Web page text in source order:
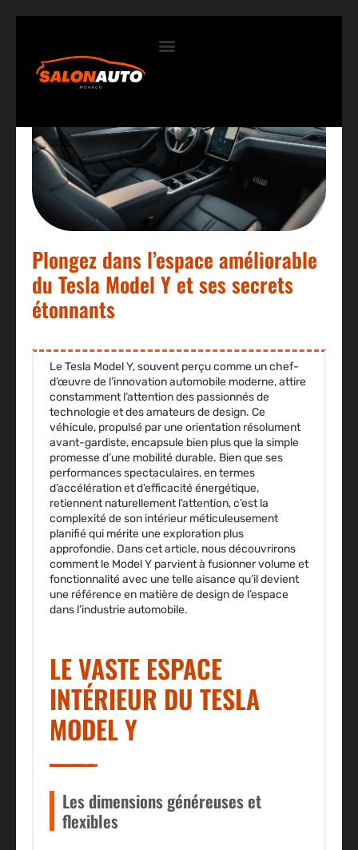
Plongez dans l’espace améliorable
du Tesla Model Y et ses secrets
étonnants
Le Tesla Model Y, souvent perçu comme un chef-
d’œuvre de l’innovation automobile moderne, attire
constamment l’attention des passionnés de
technologie et des amateurs de design. Ce
véhicule, propulsé par une orientation résolument
avant-gardiste, encapsule bien plus que la simple
promesse d’une mobilité durable. Bien que ses
performances spectaculaires, en termes
d’accélération et d’efficacité énergétique,
retiennent naturellement l’attention, c’est la
complexité de son intérieur méticuleusement
planifié qui mérite une exploration plus
approfondie. Dans cet article, nous découvrirons
comment le Model Y parvient à fusionner volume et
fonctionnalité avec une telle aisance qu’il devient
une référence en matière de design de l’espace
dans l’industrie automobile.
LE VASTE ESPACE
INTÉRIEUR DU TESLA
MODEL Y
Les dimensions généreuses et
flexibles